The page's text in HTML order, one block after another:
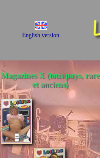
English version
Magazines X (tous pays, rare
et anciens)